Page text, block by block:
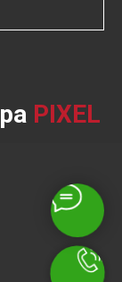
PIXEL